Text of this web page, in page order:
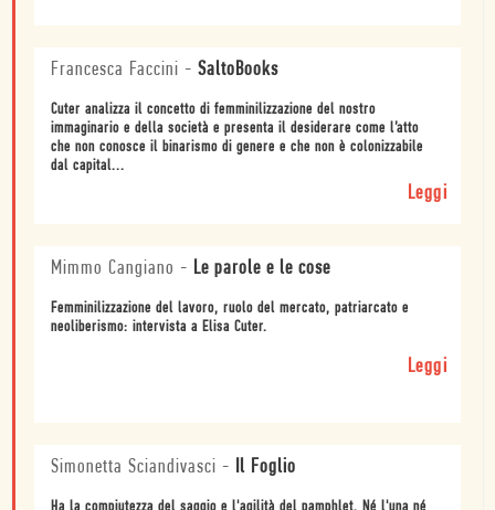
Francesca Faccini - SaltoBooks
Cuter analizza il concetto di femminilizzazione del nostro
immaginario e della società e presenta il desiderare come l’atto
che non conosce il binarismo di genere e che non è colonizzabile
dal capital...
Leggi
Mimmo Cangiano - Le parole e le cose
Femminilizzazione del lavoro, ruolo del mercato, patriarcato e
neoliberismo: intervista a Elisa Cuter.
Leggi
Simonetta Sciandivasci - Il Foglio